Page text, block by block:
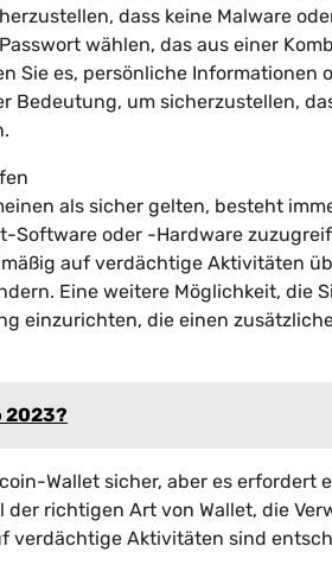
dass keine Malware
wählen, das aus einer
Sie es, persönliche Informationen
Bedeutung, um sicherzustellen,
als sicher gelten, besteht
Software oder -Hardware
auf verdächtige Aktivitäten
Eine weitere Möglichkeit, die
einzurichten, die einen
2023?
Wallet sicher, aber es erfordert
der richtigen Art von Wallet, die
verdächtige Aktivitäten sind